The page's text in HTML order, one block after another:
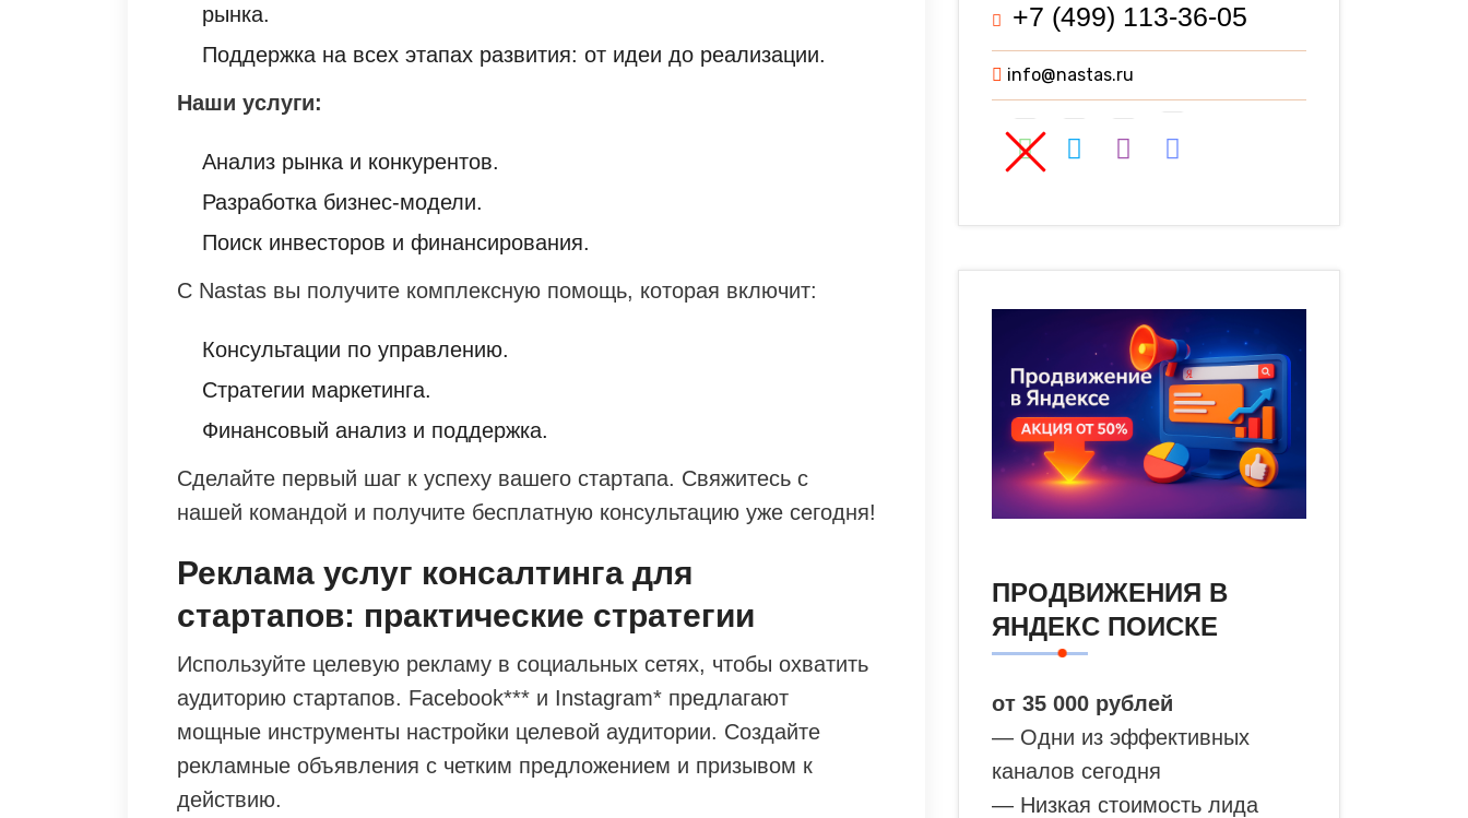
рынка.
Поддержка на всех этапах развития: от идеи до реализации.
Наши услуги:
Анализ рынка и конкурентов.
Разработка бизнес-модели.
Поиск инвесторов и финансирования.
С Nastas вы получите комплексную помощь, которая включит:
Консультации по управлению.
Стратегии маркетинга.
Финансовый анализ и поддержка.
Сделайте первый шаг к успеху вашего стартапа. Свяжитесь с
нашей командой и получите бесплатную консультацию уже сегодня!
Реклама услуг консалтинга для
стартапов: практические стратегии
Используйте целевую рекламу в социальных сетях, чтобы охватить
аудиторию стартапов. Facebook*** и Instagram* предлагают
мощные инструменты настройки целевой аудитории. Создайте
рекламные объявления с четким предложением и призывом к
действию.
+7 (499) 113-36-05
info@nastas.ru
ПРОДВИЖЕНИЯ В
ЯНДЕКС ПОИСКЕ
от 35 000 рублей
— Одни из эффективных
каналов сегодня
— Низкая стоимость лида